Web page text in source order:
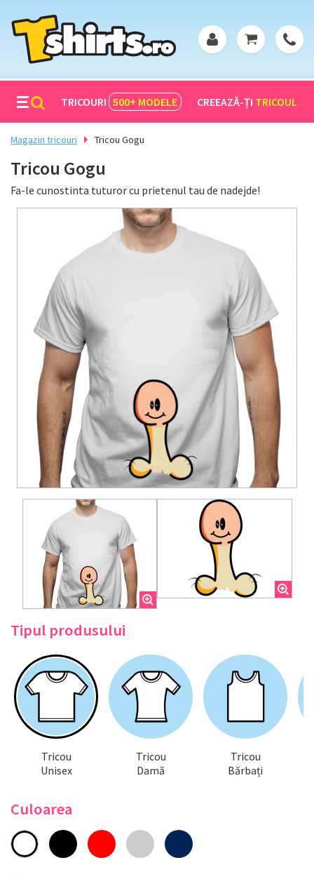
TRICOURI 500+ MODELE CREEAZĂ-ȚI TRICOUL
Magazin tricouri Tricou Gogu
Tricou Gogu
Fa-le cunostinta tuturor cu prietenul tau de nadejde!
Tipul produsului
Tricou
Unisex
Tricou
Damă
Tricou
Bărbați
Culoarea